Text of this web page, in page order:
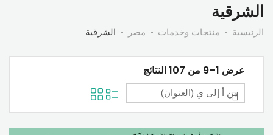
الشرقية
الرئيسية منتجات وخدمات مصر الشرقية
عرض 1–9 من 107 النتائج